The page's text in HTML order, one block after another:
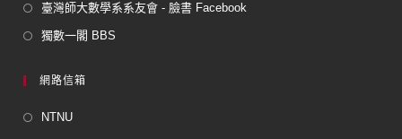
臺灣師大數學系系友會 - 臉書 Facebook
獨數一閣 BBS
網路信箱
NTNU